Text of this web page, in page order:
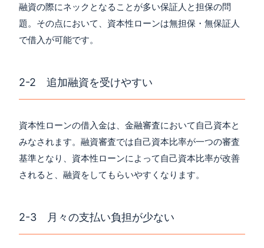
融資の際にネックとなることが多い保証人と担保の問
題。その点において、資本性ローンは無担保・無保証人
で借入が可能です。
2-2 追加融資を受けやすい
資本性ローンの借入金は、金融審査において自己資本と
みなされます。融資審査では自己資本比率が一つの審査
基準となり、資本性ローンによって自己資本比率が改善
されると、融資をしてもらいやすくなります。
2-3 月々の支払い負担が少ない